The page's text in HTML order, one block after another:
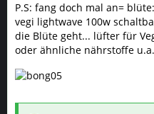
P.S: fang doch mal an=
vegi lightwave 100w
die Blüte geht... lüfter für
oder ähnliche nährstoffe